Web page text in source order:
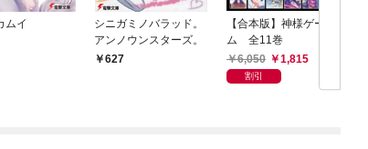
ムイ
シニガミノバラッド。
アンノウンスターズ。
627
【合本版】神様ゲー
ム 全11巻
6,050
1,815
割引